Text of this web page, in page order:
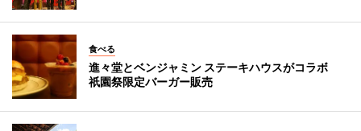
食べる
進々堂とベンジャミン ステーキハウスがコラボ
祇園祭限定バーガー販売